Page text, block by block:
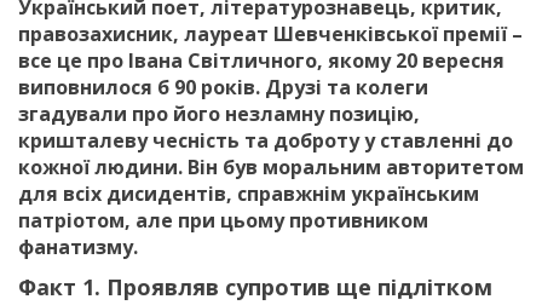
Український поет, літературознавець, критик,
правозахисник, лауреат Шевченківської премії –
все це про Івана Світличного, якому 20 вересня
виповнилося б 90 років. Друзі та колеги
згадували про його незламну позицію,
кришталеву чесність та доброту у ставленні до
кожної людини. Він був моральним авторитетом
для всіх дисидентів, справжнім українським
патріотом, але при цьому противником
фанатизму.
Факт 1. Проявляв супротив ще підлітком